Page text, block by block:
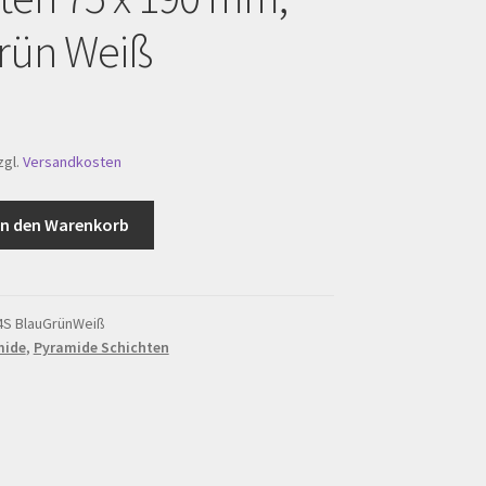
Weiß
Versandkosten
den Warenkorb
BlauGrünWeiß
, Pyramide Schichten